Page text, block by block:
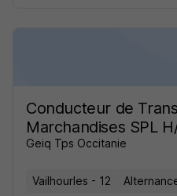
Conducteur de
Marchandises SPL
Geiq Tps Occitanie
Vailhourles - 12